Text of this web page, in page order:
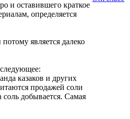
и оставившего краткое
определяется
является далеко
казаков и других
продажей соли
соль добывается. Самая